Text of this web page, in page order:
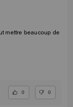
mettre beaucoup de
0 0